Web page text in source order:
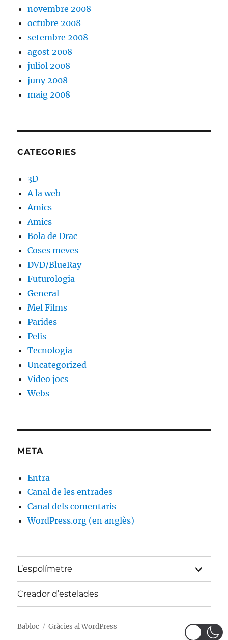
novembre 2008
octubre 2008
setembre 2008
agost 2008
juliol 2008
juny 2008
maig 2008
CATEGORIES
3D
A la web
Amics
Amics
Bola de Drac
Coses meves
DVD/BlueRay
Futurologia
General
Mel Films
Parides
Pelis
Tecnologia
Uncategorized
Video jocs
Webs
META
Entra
Canal de les entrades
Canal dels comentaris
WordPress.org (en anglès)
L’espolímetre
amplia
el
menú
Creador d’estelades
Babloc Gràcies al WordPress